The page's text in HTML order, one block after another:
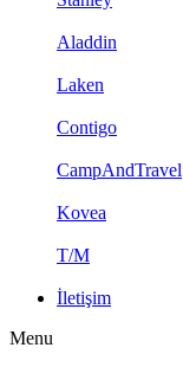
Aladdin
Laken
Contigo
CampAndTravel
Kovea
T/M
İletişim
Menu